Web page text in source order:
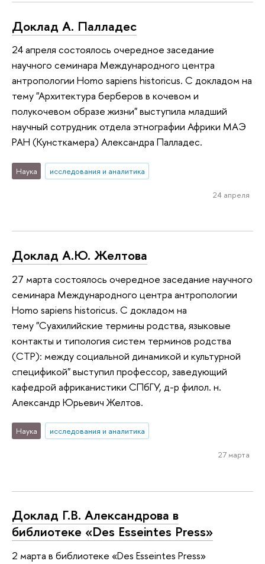
Доклад А. Палладес
24 апреля состоялось очередное заседание
научного семинара Международного центра
антропологии Homo sapiens historicus. С докладом на
тему "Архитектура берберов в кочевом и
полукочевом образе жизни" выступила младший
научный сотрудник отдела этнографии Африки МАЭ
РАН (Кунсткамера) Александра Палладес.
Наука исследования и аналитика
24 апреля
Доклад А.Ю. Желтова
27 марта состоялось очередное заседание научного
семинара Международного центра антропологии
Homo sapiens historicus. С докладом на
тему "Суахилийские термины родства, языковые
контакты и типология систем терминов родства
(СТР): между социальной динамикой и культурной
спецификой" выступил профессор, заведующий
кафедрой африканистики СПбГУ, д-р филол. н.
Александр Юрьевич Желтов.
Наука исследования и аналитика
27 марта
Доклад Г.В. Александрова в
библиотеке «Des Esseintes Press»
2 марта в библиотеке «Des Esseintes Press»